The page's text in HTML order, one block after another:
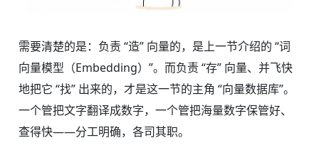
需要清楚的是：负责 “造” 向量的，是上一节介绍的 “词
向量模型（Embedding）”。而负责 “存” 向量、并飞快
地把它 “找” 出来的，才是这一节的主角 “向量数据库”。
一个管把文字翻译成数字，一个管把海量数字保管好、
查得快——分工明确，各司其职。